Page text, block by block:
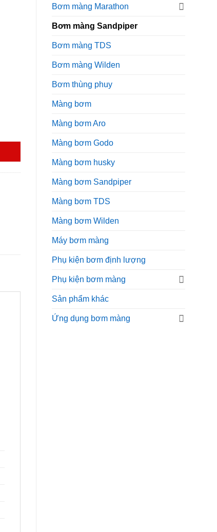
Bơm màng Marathon
Bơm màng Sandpiper
Bơm màng TDS
Bơm màng Wilden
Bơm thùng phuy
Màng bơm
Màng bơm Aro
Màng bơm Godo
Màng bơm husky
Màng bơm Sandpiper
Màng bơm TDS
Màng bơm Wilden
Máy bơm màng
Phụ kiện bơm định lượng
Phụ kiện bơm màng
Sản phẩm khác
Ứng dụng bơm màng